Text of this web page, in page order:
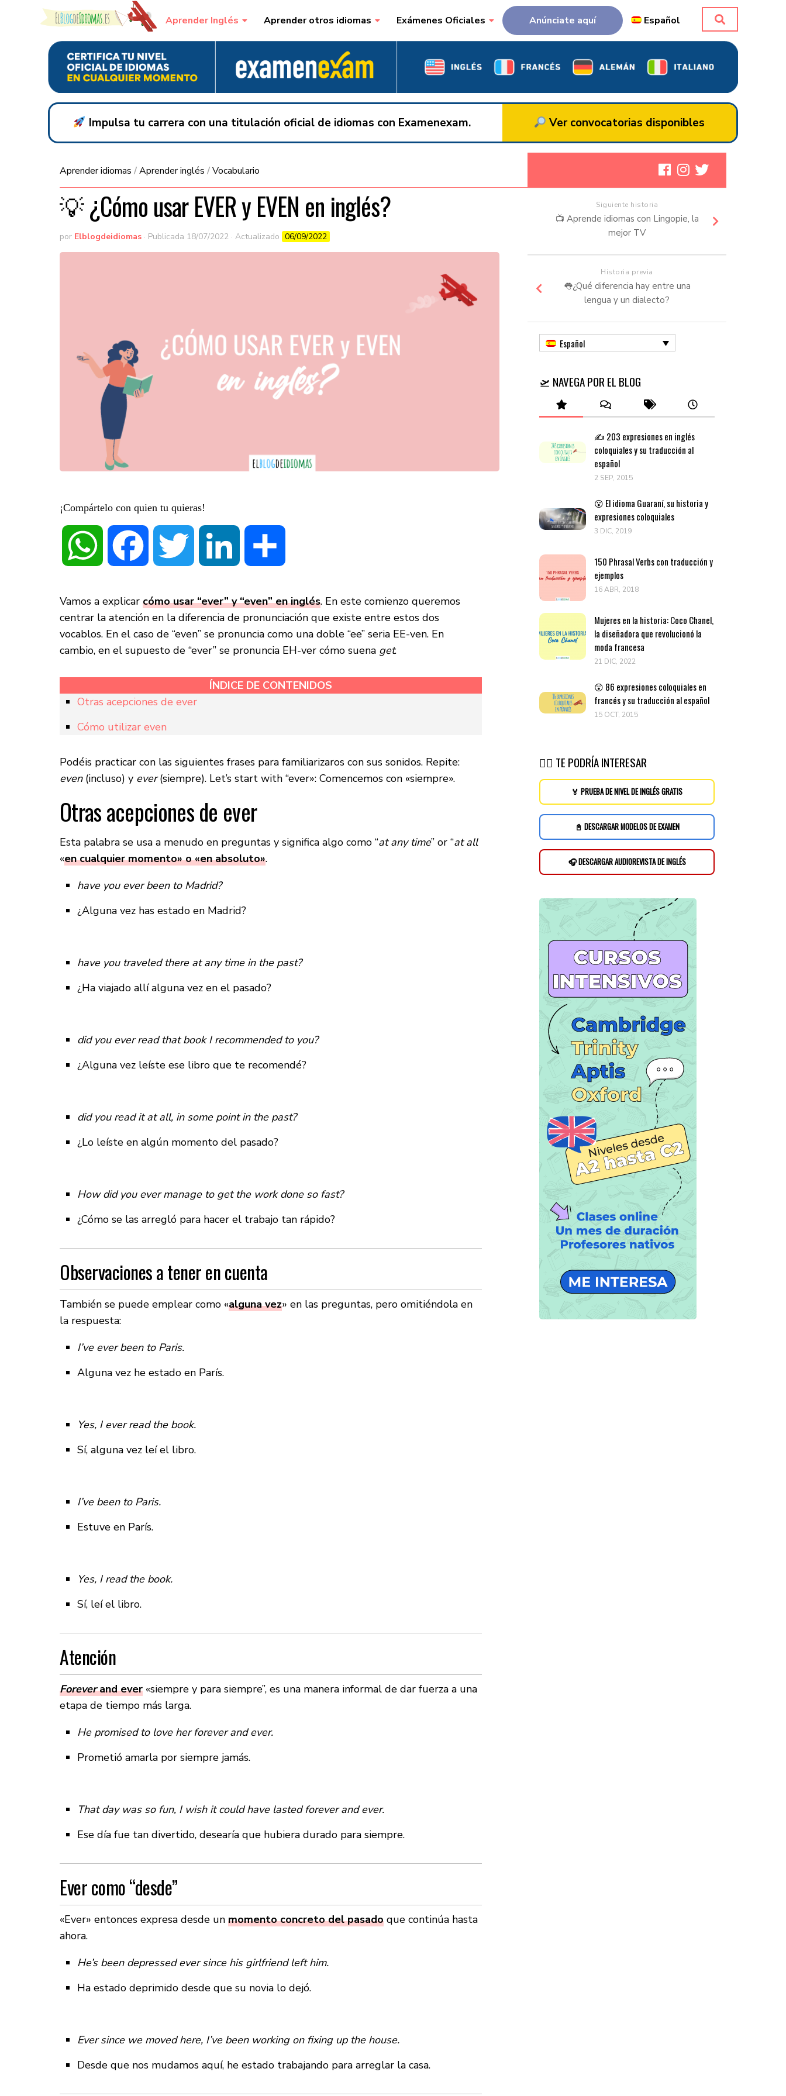
Skip to content Aprender Inglés Aprender otros idiomas Exámenes Oficiales Anúnciate aquí Español
Impulsa tu carrera con una titulación oficial de idiomas con Examenexam. Ver convocatorias disponibles
Aprender idiomas /Aprender inglés /Vocabulario
💡​ ¿Cómo usar EVER y EVEN en inglés?
por Elblogdeidiomas · Publicada 18/07/2022 · Actualizado 06/09/2022
¡Compártelo con quien tu quieras!
WhatsApp Facebook LinkedIn
Vamos a explicar cómo usar “ever” y “even” en inglés. En este comienzo queremos
centrar la atención en la diferencia de pronunciación que existe entre estos dos
vocablos. En el caso de “even” se pronuncia como una doble “ee” seria EE-ven. En
cambio, en el supuesto de “ever” se pronuncia EH-ver cómo suena get.
ÍNDICE DE CONTENIDOS
Otras acepciones de ever
Cómo utilizar even
Podéis practicar con las siguientes frases para familiarizaros con sus sonidos. Repite:
even(incluso) y ever(siempre). Let’s start with “ever»: Comencemos con «siempre».
Otras acepciones de ever
Esta palabra se usa a menudo en preguntas y significa algo como “at any time” or “at all
«en cualquier momento» o «en absoluto».
have you ever been to Madrid?
¿Alguna vez has estado en Madrid?
have you traveled there at any time in the past?
¿Ha viajado allí alguna vez en el pasado?
did you ever read that book I recommended to you?
¿Alguna vez leíste ese libro que te recomendé?
did you read it at all, in some point in the past?
¿Lo leíste en algún momento del pasado?
How did you ever manage to get the work done so fast?
¿Cómo se las arregló para hacer el trabajo tan rápido?
Observaciones a tener en cuenta
También se puede emplear como «alguna vez» en las preguntas, pero omitiéndola en
la respuesta:
I’ve ever been to Paris.
Alguna vez he estado en París.
Yes, I ever read the book.
Sí, alguna vez leí el libro.
I’ve been to Paris.
Estuve en París.
Yes, I read the book.
Sí, leí el libro.
Atención
Foreverand ever «siempre y para siempre”, es una manera informal de dar fuerza a una
etapa de tiempo más larga.
He promised to love her forever and ever.
Prometió amarla por siempre jamás.
That day was so fun, I wish it could have lasted forever and ever.
Ese día fue tan divertido, desearía que hubiera durado para siempre.
Ever como “desde”
«Ever» entonces expresa desde un momento concreto del pasado que continúa hasta
ahora.
He’s been depressed ever since his girlfriend left him.
Ha estado deprimido desde que su novia lo dejó.
Ever since we moved here, I’ve been working on fixing up the house.
Desde que nos mudamos aquí, he estado trabajando para arreglar la casa.
Siguiente historia
📺 Aprende idiomas con Lingopie, la
mejor TV
Historia previa
👅​¿Qué diferencia hay entre una
lengua y un dialecto?
Español
🛫 NAVEGA POR EL BLOG
✍️ 203 expresiones en inglés
coloquiales y su traducción al
español
2 SEP, 2015
😮 El idioma Guaraní, su historia y
expresiones coloquiales
3 DIC, 2019
150 Phrasal Verbs con traducción y
ejemplos
16 ABR, 2018
Mujeres en la historia: Coco Chanel,
la diseñadora que revolucionó la
moda francesa
21 DIC, 2022
😲 86 expresiones coloquiales en
francés y su traducción al español
15 OCT, 2015
👉🏽 TE PODRÍA INTERESAR
🏅 PRUEBA DE NIVEL DE INGLÉS GRATIS
📓 DESCARGAR MODELOS DE EXAMEN
🎧 DESCARGAR AUDIOREVISTA DE INGLÉS